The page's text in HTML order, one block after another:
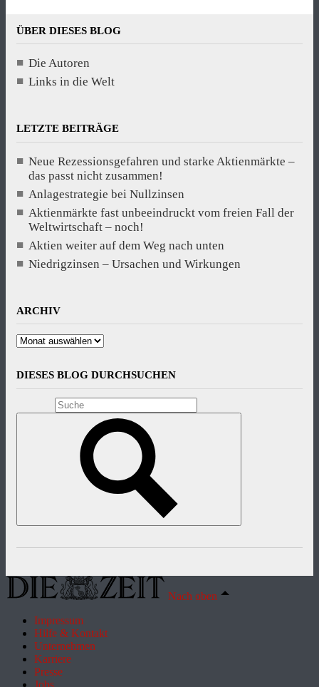
ÜBER DIESES BLOG
Die Autoren
Links in die Welt
LETZTE BEITRÄGE
Neue Rezessionsgefahren und starke Aktienmärkte –
das passt nicht zusammen!
Anlagestrategie bei Nullzinsen
Aktienmärkte fast unbeeindruckt vom freien Fall der
Weltwirtschaft – noch!
Aktien weiter auf dem Weg nach unten
Niedrigzinsen – Ursachen und Wirkungen
ARCHIV
Archiv
DIESES BLOG DURCHSUCHEN
Nach oben
Impressum
Hilfe & Kontakt
Unternehmen
Karriere
Presse
Jobs